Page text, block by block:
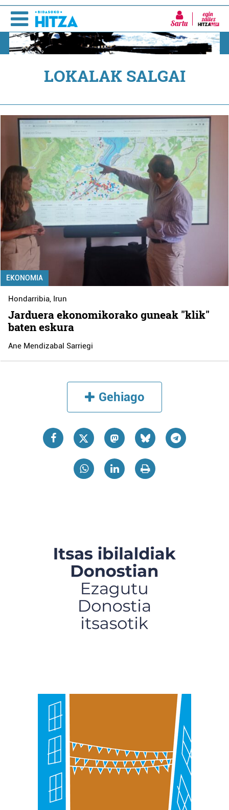
Sartu
LOKALAK SALGAI
EKONOMIA
Hondarribia, Irun
Jarduera ekonomikorako guneak "klik"
baten eskura
Ane Mendizabal Sarriegi
Gehiago